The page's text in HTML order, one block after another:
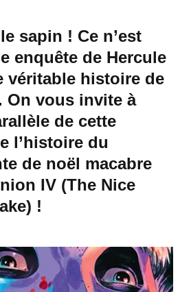
sapin ! Ce n’est
enquête de Hercule
véritable histoire de
On vous invite à
de cette
l’histoire du
de noël macabre
IV (The Nice
!